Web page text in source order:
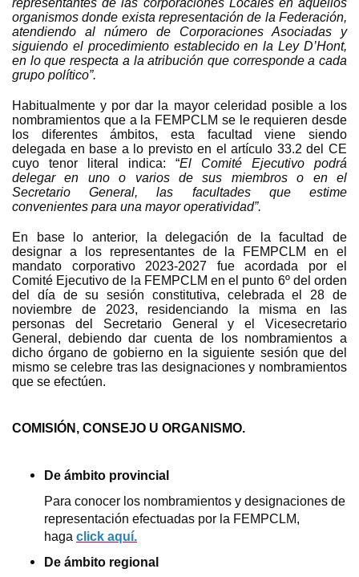
representantes de las corporaciones Locales en aquellos
organismos donde exista representación de la Federación,
atendiendo al número de Corporaciones Asociadas y
siguiendo el procedimiento establecido en la Ley D’Hont,
en lo que respecta a la atribución que corresponde a cada
grupo político”.
Habitualmente y por dar la mayor celeridad posible a los
nombramientos que a la FEMPCLM se le requieren desde
los diferentes ámbitos, esta facultad viene siendo
delegada en base a lo previsto en el artículo 33.2 del CE
cuyo tenor literal indica: “El Comité Ejecutivo podrá
delegar en uno o varios de sus miembros o en el
Secretario General, las facultades que estime
convenientes para una mayor operatividad”.
En base lo anterior, la delegación de la facultad de
designar a los representantes de la FEMPCLM en el
mandato corporativo 2023-2027 fue acordada por el
Comité Ejecutivo de la FEMPCLM en el punto 6º del orden
del día de su sesión constitutiva, celebrada el 28 de
noviembre de 2023, residenciando la misma en las
personas del Secretario General y el Vicesecretario
General, debiendo dar cuenta de los nombramientos a
dicho órgano de gobierno en la siguiente sesión que del
mismo se celebre tras las designaciones y nombramientos
que se efectúen.
COMISIÓN, CONSEJO U ORGANISMO.
De ámbito provincial
Para conocer los nombramientos y designaciones de
representación efectuadas por la FEMPCLM,
haga click aquí.
De ámbito regional